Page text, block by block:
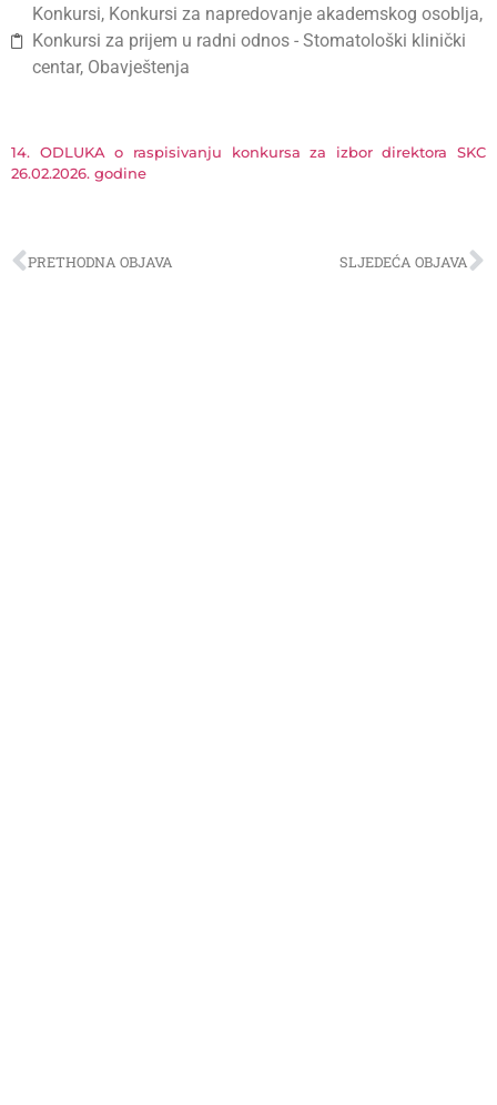
Konkursi, Konkursi za napredovanje akademskog osoblja,
Konkursi za prijem u radni odnos - Stomatološki klinički
centar, Obavještenja
14. ODLUKA o raspisivanju konkursa za izbor direktora SKC
26.02.2026. godine
PRETHODNA OBJAVA SLJEDEĆA OBJAVA